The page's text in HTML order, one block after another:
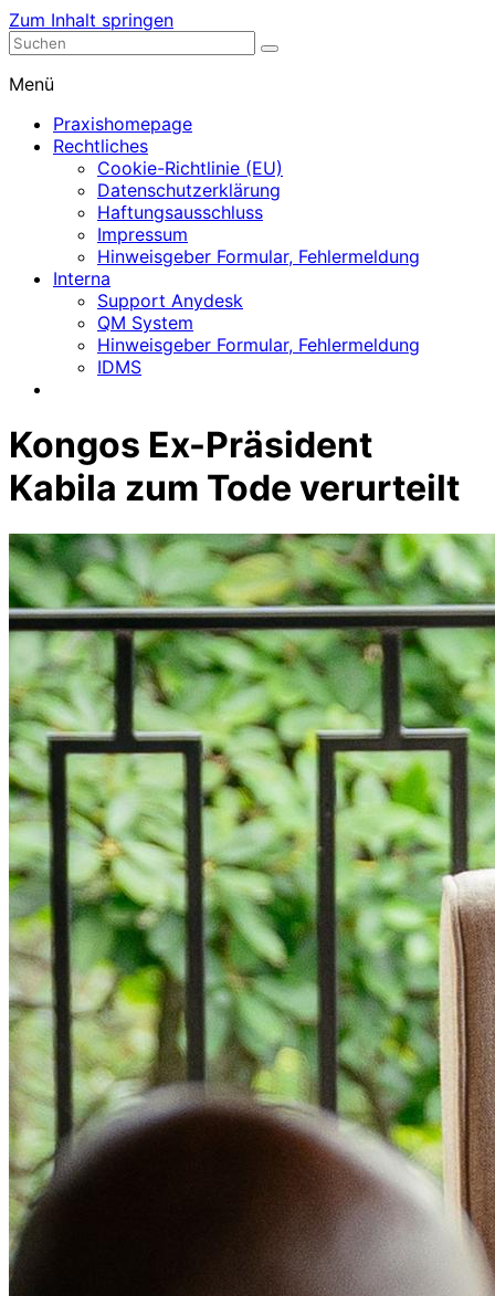
Zum Inhalt springen
Nephrologische Praxis mit Dialyse
Menü
Praxishomepage
Rechtliches
Cookie-Richtlinie (EU)
Datenschutzerklärung
Haftungsausschluss
Impressum
Hinweisgeber Formular, Fehlermeldung
Interna
Support Anydesk
QM System
Hinweisgeber Formular, Fehlermeldung
IDMS
Kongos Ex-Präsident
Kabila zum Tode verurteilt